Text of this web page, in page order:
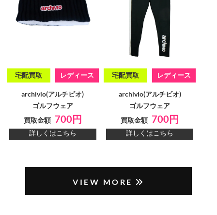
宅配買取 レディース
archivio(アルチビオ)
ゴルフウェア
買取金額 700円
詳しくはこちら
宅配買取 レディース
archivio(アルチビオ)
ゴルフウェア
買取金額 700円
詳しくはこちら
VIEW MORE